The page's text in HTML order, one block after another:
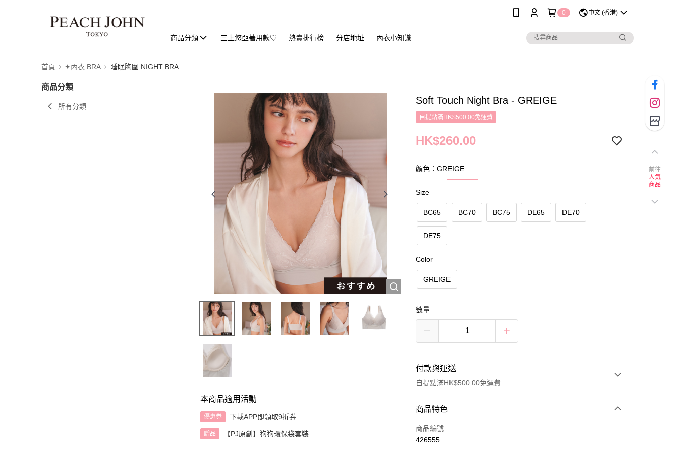
0 中文 (香港)
商品分類 三上悠亞著用款♡ 熱賣排行榜 分店地址 內衣小知識
首頁 ✦內衣 BRA 睡眠胸圍 NIGHT BRA
商品分類
所有分類
本商品適用活動
優惠券 下載APP即領取9折券
贈品 【PJ原創】狗狗環保袋套裝
Soft Touch Night Bra - GREIGE
自提點滿HK$500.00免運費
HK$260.00
顏色：GREIGE
Size
BC65 BC70 BC75 DE65 DE70
DE75
Color
GREIGE
數量
付款與運送
自提點滿HK$500.00免運費
付款方式
信用卡
商品特色
商品編號
426555
前往
人氣
商品